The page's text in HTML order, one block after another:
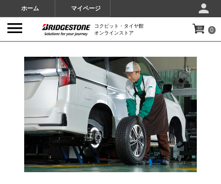
ホーム マイページ
コクピット・タイヤ館
オンラインストア
0